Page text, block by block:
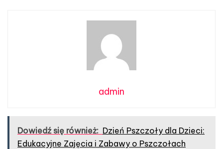
admin
Dowiedź się również: Dzień Pszczoły dla Dzieci:
Edukacyjne Zajęcia i Zabawy o Pszczołach